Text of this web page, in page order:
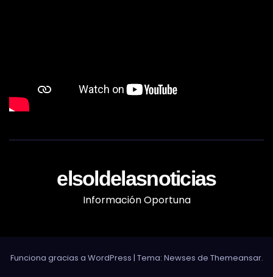
elsoldelasnoticias
Información Oportuna
Funciona gracias a WordPress | Tema: Newses de Themeansar.